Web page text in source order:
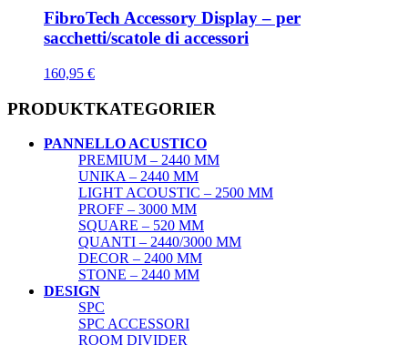
FibroTech Accessory Display – per
sacchetti/scatole di accessori
160,95 €
PRODUKTKATEGORIER
PANNELLO ACUSTICO
PREMIUM – 2440 MM
UNIKA – 2440 MM
LIGHT ACOUSTIC – 2500 MM
PROFF – 3000 MM
SQUARE – 520 MM
QUANTI – 2440/3000 MM
DECOR – 2400 MM
STONE – 2440 MM
DESIGN
SPC
SPC ACCESSORI
ROOM DIVIDER